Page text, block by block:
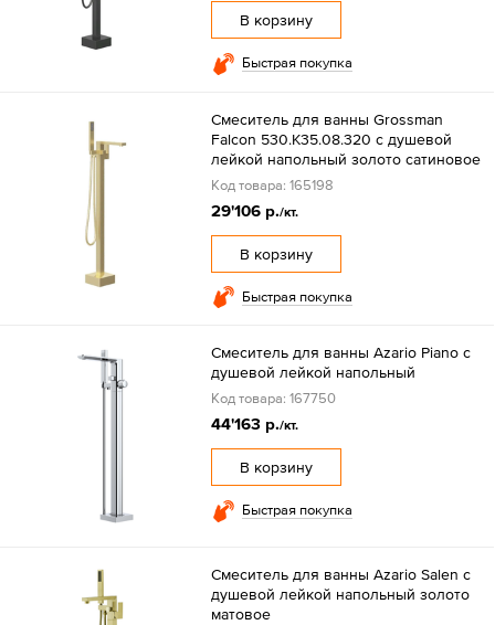
В корзину
Быстрая покупка
Смеситель для ванны Grossman
Falcon 530.K35.08.320 с душевой
лейкой напольный золото сатиновое
Код товара: 165198
29'106 р./кт.
В корзину
Быстрая покупка
Смеситель для ванны Azario Piano с
душевой лейкой напольный
Код товара: 167750
44'163 р./кт.
В корзину
Быстрая покупка
Смеситель для ванны Azario Salen с
душевой лейкой напольный золото
матовое